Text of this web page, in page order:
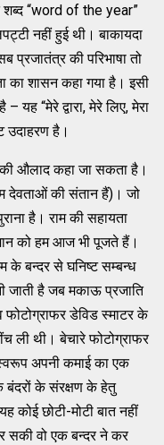
“word of the year”
नहीं हुई थी। बाकायदा
प्रजातंत्र की परिभाषा तो
का शासन कहा गया है। इसी
यह “मेरे द्वारा, मेरे लिए, मेरा
उदाहरण है।
की औलाद कहा जा सकता है।
देवताओं की संतान हैं)। जो
है। राम की सहायता
को हम आज भी पूजते हैं।
के बन्दर से घनिष्ट सम्बन्ध
है जब मकाऊ प्रजाति
फोटोग्राफर डेविड स्माटर के
ली थी। बेचारे फोटोग्राफर
अपनी कमाई का एक
बंदरों के संरक्षण के हेतु
कोई छोटी-मोटी बात नहीं
सकी वो एक बन्दर ने कर